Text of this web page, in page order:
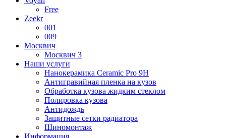
Free
Zeekr
001
009
Москвич
Москвич 3
Наши услуги
Нанокерамика Ceramic Pro 9H
Антигравийная пленка на кузов
Обработка кузова жидким стеклом
Полировка кузова
Антидождь
Защитные сетки радиатора
Шиномонтаж
Информация